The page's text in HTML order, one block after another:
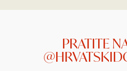
PRATITE